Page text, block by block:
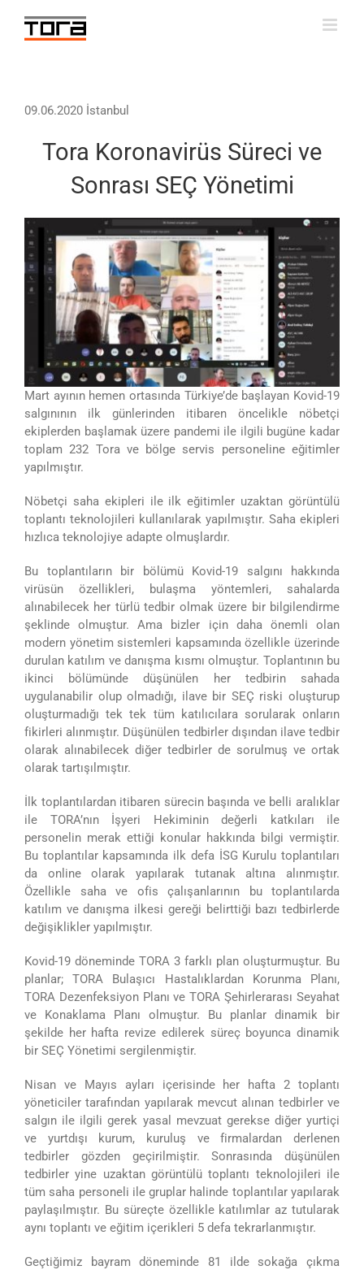
content
09.06.2020 İstanbul
Tora Koronavirüs Süreci ve
Sonrası SEÇ Yönetimi
Mart ayının hemen ortasında Türkiye’de başlayan Kovid-19
salgınının ilk günlerinden itibaren öncelikle nöbetçi
ekiplerden başlamak üzere pandemi ile ilgili bugüne kadar
toplam 232 Tora ve bölge servis personeline eğitimler
yapılmıştır.
Nöbetçi saha ekipleri ile ilk eğitimler uzaktan görüntülü
toplantı teknolojileri kullanılarak yapılmıştır. Saha ekipleri
hızlıca teknolojiye adapte olmuşlardır.
Bu toplantıların bir bölümü Kovid-19 salgını hakkında
virüsün özellikleri, bulaşma yöntemleri, sahalarda
alınabilecek her türlü tedbir olmak üzere bir bilgilendirme
şeklinde olmuştur. Ama bizler için daha önemli olan
modern yönetim sistemleri kapsamında özellikle üzerinde
durulan katılım ve danışma kısmı olmuştur. Toplantının bu
ikinci bölümünde düşünülen her tedbirin sahada
uygulanabilir olup olmadığı, ilave bir SEÇ riski oluşturup
oluşturmadığı tek tek tüm katılıcılara sorularak onların
fikirleri alınmıştır. Düşünülen tedbirler dışından ilave tedbir
olarak alınabilecek diğer tedbirler de sorulmuş ve ortak
olarak tartışılmıştır.
İlk toplantılardan itibaren sürecin başında ve belli aralıklar
ile TORA’nın İşyeri Hekiminin değerli katkıları ile
personelin merak ettiği konular hakkında bilgi vermiştir.
Bu toplantılar kapsamında ilk defa İSG Kurulu toplantıları
da online olarak yapılarak tutanak altına alınmıştır.
Özellikle saha ve ofis çalışanlarının bu toplantılarda
katılım ve danışma ilkesi gereği belirttiği bazı tedbirlerde
değişiklikler yapılmıştır.
Kovid-19 döneminde TORA 3 farklı plan oluşturmuştur. Bu
planlar; TORA Bulaşıcı Hastalıklardan Korunma Planı,
TORA Dezenfeksiyon Planı ve TORA Şehirlerarası Seyahat
ve Konaklama Planı olmuştur. Bu planlar dinamik bir
şekilde her hafta revize edilerek süreç boyunca dinamik
bir SEÇ Yönetimi sergilenmiştir.
Nisan ve Mayıs ayları içerisinde her hafta 2 toplantı
yöneticiler tarafından yapılarak mevcut alınan tedbirler ve
salgın ile ilgili gerek yasal mevzuat gerekse diğer yurtiçi
ve yurtdışı kurum, kuruluş ve firmalardan derlenen
tedbirler gözden geçirilmiştir. Sonrasında düşünülen
tedbirler yine uzaktan görüntülü toplantı teknolojileri ile
tüm saha personeli ile gruplar halinde toplantılar yapılarak
paylaşılmıştır. Bu süreçte özellikle katılımlar az tutularak
aynı toplantı ve eğitim içerikleri 5 defa tekrarlanmıştır.
Geçtiğimiz bayram döneminde 81 ilde sokağa çıkma